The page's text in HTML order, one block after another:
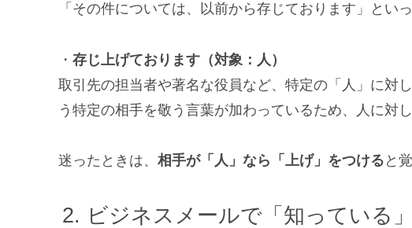
「その件については、以前から存じております」とい
・ 存じ上げております（対象：人）
取引先の担当者や著名な役員など、特定の「人」に対
う特定の相手を敬う言葉が加わっているため、人に対
迷ったときは、 相手が「人」なら「上げ」をつける と
ビジネスメールで「知っている